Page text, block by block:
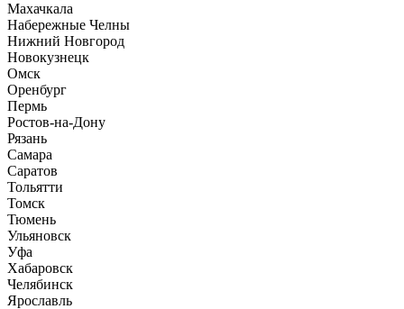
Махачкала
Набережные Челны
Нижний Новгород
Новокузнецк
Омск
Оренбург
Пермь
Ростов-на-Дону
Рязань
Самара
Саратов
Тольятти
Томск
Тюмень
Ульяновск
Уфа
Хабаровск
Челябинск
Ярославль